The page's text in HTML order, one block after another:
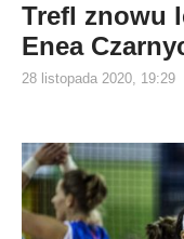
Trefl znowu
Enea
28 listopada 2020, 19:29